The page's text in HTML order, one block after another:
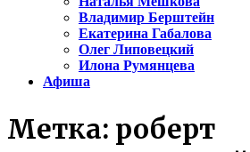
Владимир Берштейн
Екатерина Габалова
Олег Липовецкий
Илона Румянцева
Афиша
Метка: роберт